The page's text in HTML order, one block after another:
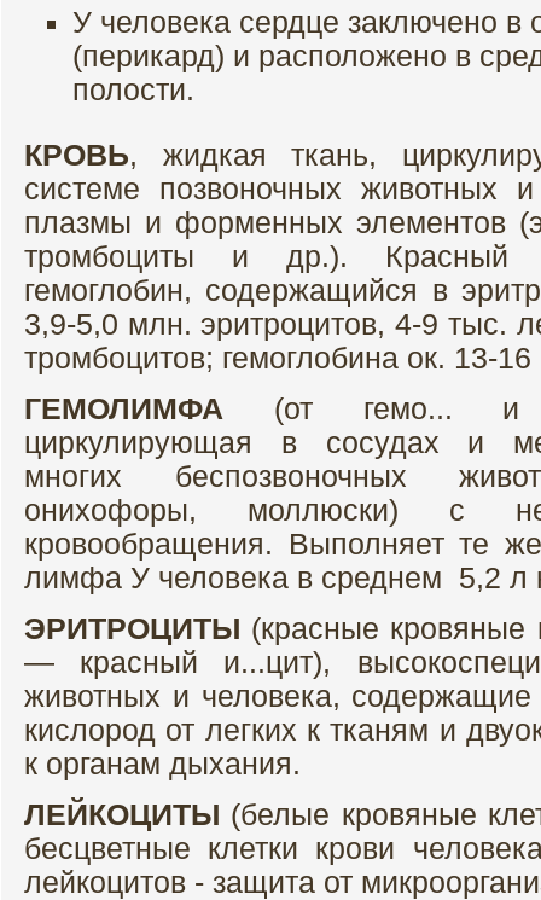
У человека сердце заключено в
(перикард) и расположено в
полости.
КРОВЬ, жидкая ткань,
системе позвоночных животных
плазмы и форменных элементов
тромбоциты и др.). Красный
гемоглобин, содержащийся в
3,9-5,0 млн. эритроцитов, 4-9 тыс.
тромбоцитов; гемоглобина ок. 13-
ГЕМОЛИМФА (от гемо... и
циркулирующая в сосудах и
многих беспозвоночных
онихофоры, моллюски) с
кровообращения. Выполняет те
лимфа У человека в среднем 5,2 л
ЭРИТРОЦИТЫ (красные кровяные
— красный и...цит),
животных и человека, содержащие
кислород от легких к тканям и
к органам дыхания.
ЛЕЙКОЦИТЫ (белые кровяные
бесцветные клетки крови
лейкоцитов - защита от